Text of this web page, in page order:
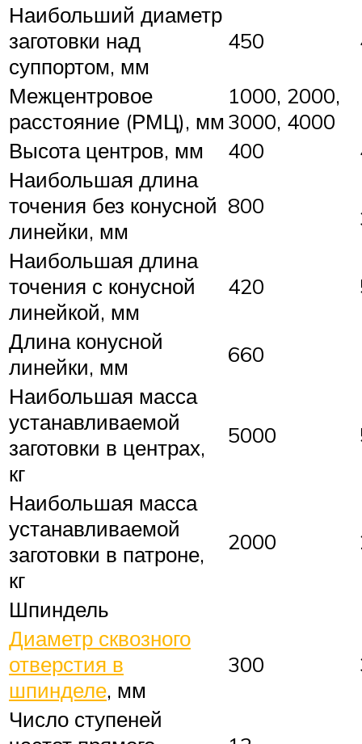
Наибольший диаметр
заготовки над
суппортом, мм
450
Межцентровое
расстояние (РМЦ), мм
1000, 2000,
3000, 4000
Высота центров, мм
400
Наибольшая длина
точения без конусной
линейки, мм
800
Наибольшая длина
точения с конусной
линейкой, мм
420
Длина конусной
линейки, мм
660
Наибольшая масса
устанавливаемой
заготовки в центрах,
кг
5000
Наибольшая масса
устанавливаемой
заготовки в патроне,
кг
2000
Шпиндель
Диаметр сквозного
отверстия в
шпинделе, мм
300
Число ступеней